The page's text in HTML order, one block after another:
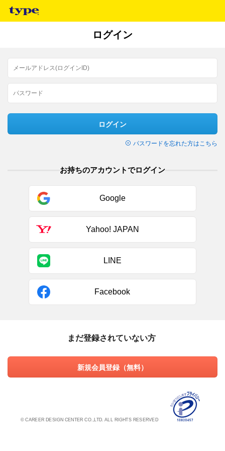
ログイン
ログイン
パスワードを忘れた方はこちら
お持ちのアカウントでログイン
Google
Yahoo! JAPAN
LINE
Facebook
まだ登録されていない方
新規会員登録（無料）
© CAREER DESIGN CENTER CO.,LTD. ALL RIGHTS RESERVED